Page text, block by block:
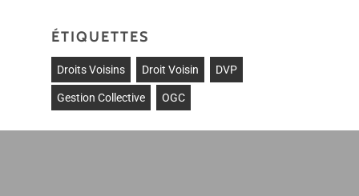
ÉTIQUETTES
Droits Voisins Droit Voisin DVP
Gestion Collective OGC